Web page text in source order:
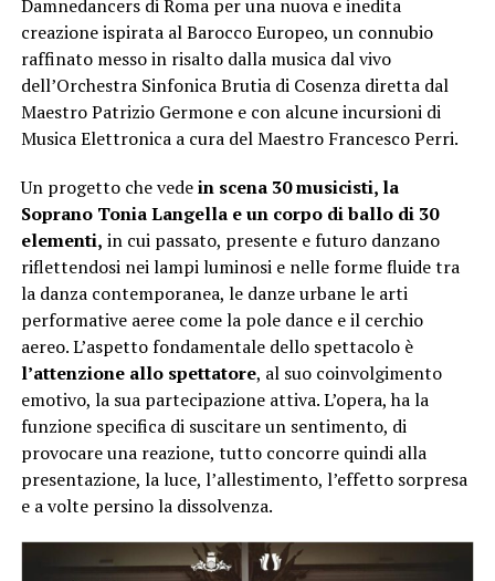
Damnedancers di Roma per una nuova e inedita
creazione ispirata al Barocco Europeo, un connubio
raffinato messo in risalto dalla musica dal vivo
dell’Orchestra Sinfonica Brutia di Cosenza diretta dal
Maestro Patrizio Germone e con alcune incursioni di
Musica Elettronica a cura del Maestro Francesco Perri.
Un progetto che vedein scena 30 musicisti, la
Soprano Tonia Langella e un corpo di ballo di 30
elementi, in cui passato, presente e futuro danzano
riflettendosi nei lampi luminosi e nelle forme fluide tra
la danza contemporanea, le danze urbane le arti
performative aeree come la pole dance e il cerchio
aereo. L’aspetto fondamentale dello spettacolo è
l’attenzione allo spettatore, al suo coinvolgimento
emotivo, la sua partecipazione attiva. L’opera, ha la
funzione specifica di suscitare un sentimento, di
provocare una reazione, tutto concorre quindi alla
presentazione, la luce, l’allestimento, l’effetto sorpresa
e a volte persino la dissolvenza.